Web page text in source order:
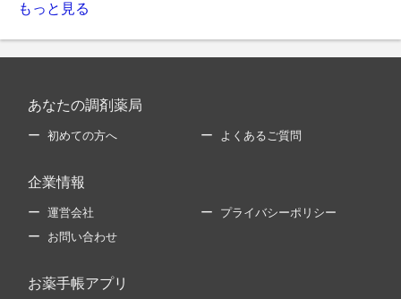
もっと見る
あなたの調剤薬局
初めての方へ よくあるご質問
企業情報
運営会社 プライバシーポリシー
お問い合わせ
お薬手帳アプリ